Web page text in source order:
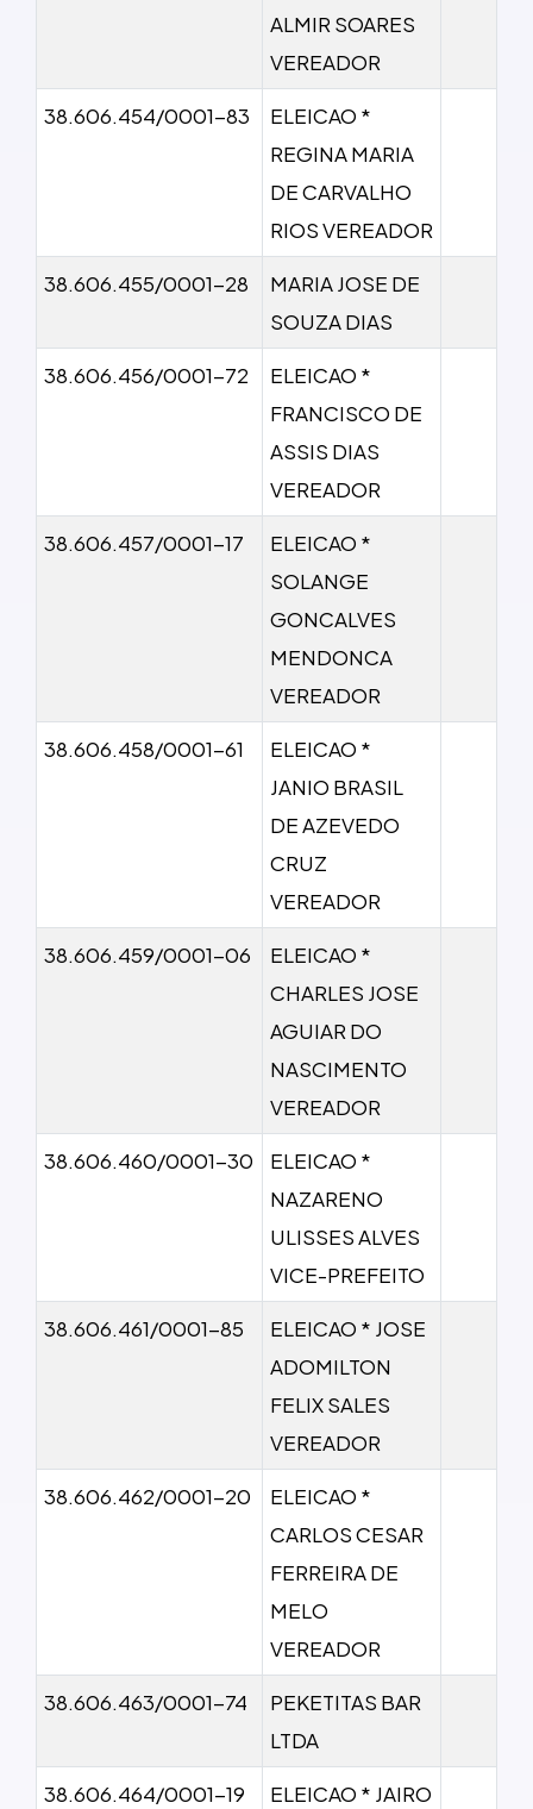
ALMIR SOARES
VEREADOR
38.606.454/0001-83
ELEICAO *
REGINA MARIA
DE CARVALHO
RIOS VEREADOR
38.606.455/0001-28
MARIA JOSE DE
SOUZA DIAS
38.606.456/0001-72
ELEICAO *
FRANCISCO DE
ASSIS DIAS
VEREADOR
38.606.457/0001-17
ELEICAO *
SOLANGE
GONCALVES
MENDONCA
VEREADOR
38.606.458/0001-61
ELEICAO *
JANIO BRASIL
DE AZEVEDO
CRUZ
VEREADOR
38.606.459/0001-06
ELEICAO *
CHARLES JOSE
AGUIAR DO
NASCIMENTO
VEREADOR
38.606.460/0001-30
ELEICAO *
NAZARENO
ULISSES ALVES
VICE-PREFEITO
38.606.461/0001-85
ELEICAO * JOSE
ADOMILTON
FELIX SALES
VEREADOR
38.606.462/0001-20
ELEICAO *
CARLOS CESAR
FERREIRA DE
MELO
VEREADOR
38.606.463/0001-74
PEKETITAS BAR
LTDA
38.606.464/0001-19 ELEICAO * JAIRO